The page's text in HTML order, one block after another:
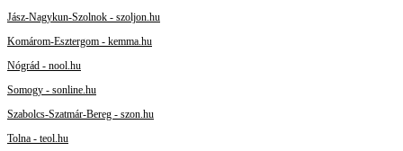
Jász-Nagykun-Szolnok - szoljon.hu
Komárom-Esztergom - kemma.hu
Nógrád - nool.hu
Somogy - sonline.hu
Szabolcs-Szatmár-Bereg - szon.hu
Tolna - teol.hu